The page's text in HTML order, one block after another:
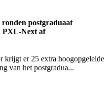
postgraduaat
PXL-Next af
krijgt er 25 extra hoogopgeleide
van het postgradua...